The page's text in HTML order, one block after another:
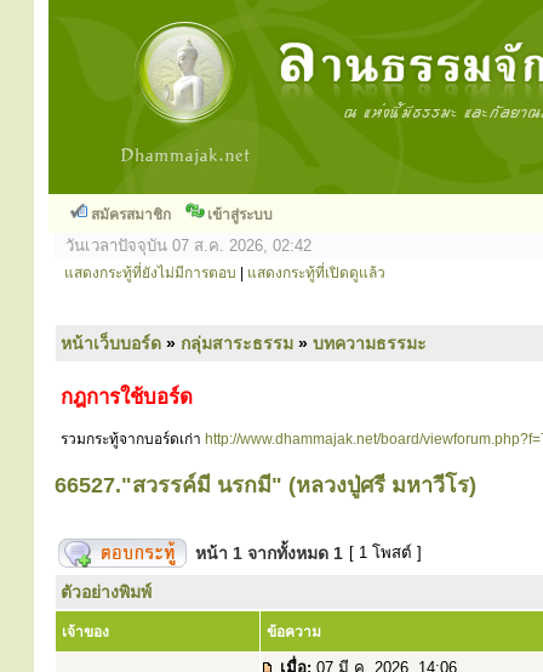
สมัครสมาชิก เข้าสู่ระบบ
วันเวลาปัจจุบัน 07 ส.ค. 2026, 02:42
แสดงกระทู้ที่ยังไม่มีการตอบ แสดงกระทู้ที่เปิดดูแล้ว
หน้าเว็บบอร์ด » กลุ่มสาระธรรม » บทความธรรมะ
กฎการใช้บอร์ด
รวมกระทู้จากบอร์ดเก่า http://www.dhammajak.net/board/
66527."สวรรค์มี นรกมี" (หลวงปู่ศรี มหาวีโร)
หน้า 1 จากทั้งหมด 1 [ 1 โพสต์ ]
ตัวอย่างพิมพ์
เจ้าของ ข้อความ
เมื่อ: 07 มี.ค. 2026, 14:06